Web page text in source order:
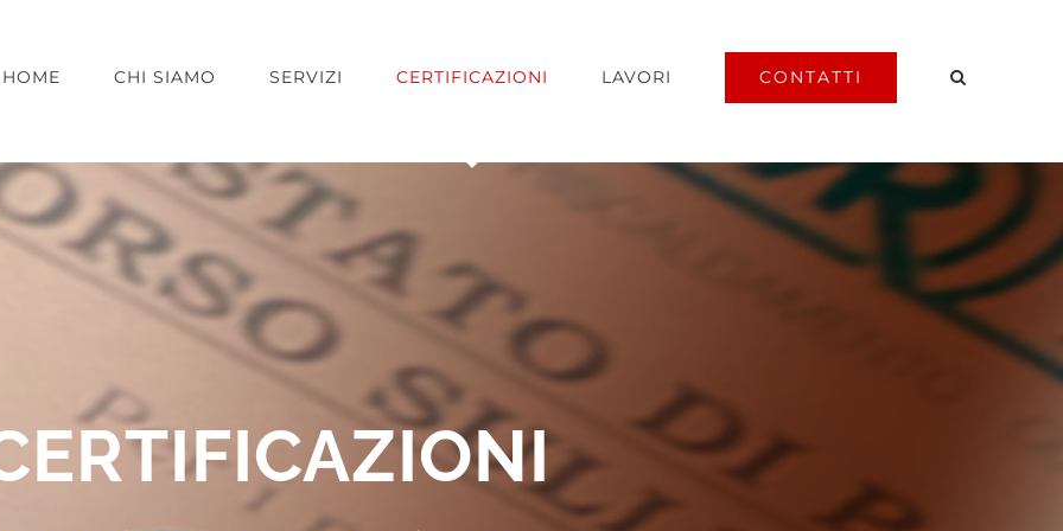
HOME CHI SIAMO SERVIZI CERTIFICAZIONI LAVORI CONTATTI